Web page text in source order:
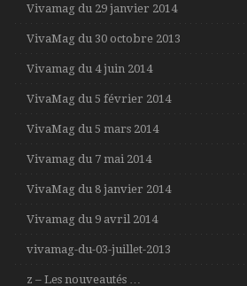
Vivamag du 29 janvier 2014
VivaMag du 30 octobre 2013
Vivamag du 4 juin 2014
VivaMag du 5 février 2014
VivaMag du 5 mars 2014
Vivamag du 7 mai 2014
VivaMag du 8 janvier 2014
Vivamag du 9 avril 2014
vivamag-du-03-juillet-2013
z – Les nouveautés …